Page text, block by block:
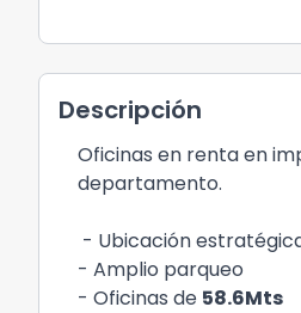
Descripción
Oficinas en renta en
departamento.
- Ubicación
- Amplio parqueo
- Oficinas de 58.6Mts